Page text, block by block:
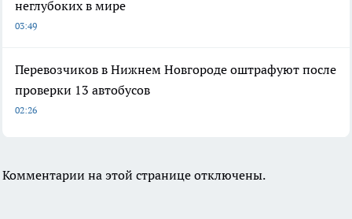
неглубоких в мире
03:49
Перевозчиков в Нижнем Новгороде оштрафуют после
проверки 13 автобусов
02:26
Комментарии на этой странице отключены.